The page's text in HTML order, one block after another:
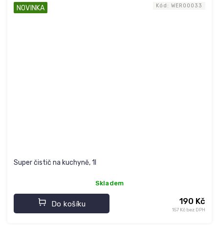
NOVINKA
Super čistič na kuchyně, 1l
Skladem
157 Kč bez DPH
190 Kč
Do košíku
Kód: WER00033